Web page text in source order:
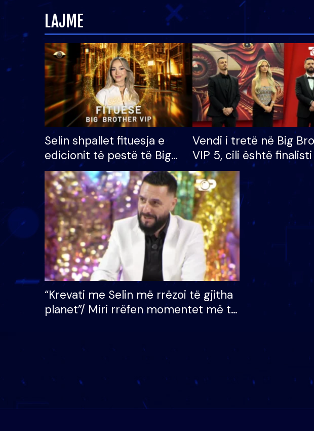
LAJME
Selin shpallet fituesja e
edicionit të pestë të Big
Brother VIP, rrëmben
çmimin e madh prej 100
mijë eurosh
Vendi i tretë në Big
VIP 5, cili është finalisti
radhës që lë shtëpinë
“Krevati me Selin më rrëzoi të gjitha
planet”/ Miri rrëfen momentet më të